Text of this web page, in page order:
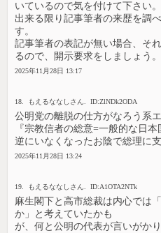
いているので気を付けて下さい。
出来る限り記事筆者の来歴を調
す。
記事筆者の表記が無い場合、そ
るので、開示要求をしましょう。
2025年11月28日 13:17
18. もえるななしさん. ID:ZlNDk2ODA
公明党の離脱の仕方がなろう系
『宗教信者の総意=一般的な日
逆にいなくなったお陰で総理に
2025年11月28日 13:24
19. もえるななしさん. ID:A1OTA2NTk
麻生閣下と高市総裁は内心では
か」と考えていたかも
が、何と公明の代表が言いがか